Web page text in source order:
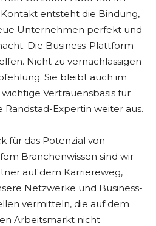
entsteht die Bindung,
Unternehmen perfekt und
Die Business-Plattform
Nicht zu vernachlässigen
Sie bleibt auch im
Vertrauensbasis für
Randstad-Expertin weiter aus.
für das Potenzial von
Branchenwissen sind wir
auf dem Karriereweg,
Netzwerke und Business-
vermitteln, die auf dem
Arbeitsmarkt nicht